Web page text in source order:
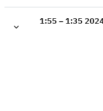
العرض الخامس: إنترنت السعودية 2024 1:35 – 1:55